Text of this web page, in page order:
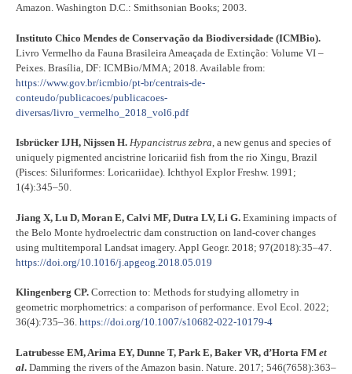
Amazon. Washington D.C.: Smithsonian Books; 2003.
Instituto Chico Mendes de Conservação da Biodiversidade (ICMBio).
Livro Vermelho da Fauna Brasileira Ameaçada de Extinção: Volume VI –
Peixes. Brasília, DF: ICMBio/MMA; 2018. Available from:
https://www.gov.br/icmbio/pt-br/centrais-de-
conteudo/publicacoes/publicacoes-
diversas/livro_vermelho_2018_vol6.pdf
Isbrücker IJH, Nijssen H. Hypancistrus zebra, a new genus and species of
uniquely pigmented ancistrine loricariid fish from the rio Xingu, Brazil
(Pisces: Siluriformes: Loricariidae). Ichthyol Explor Freshw. 1991;
1(4):345–50.
Jiang X, Lu D, Moran E, Calvi MF, Dutra LV, Li G. Examining impacts of
the Belo Monte hydroelectric dam construction on land-cover changes
using multitemporal Landsat imagery. Appl Geogr. 2018; 97(2018):35–47.
https://doi.org/10.1016/j.apgeog.2018.05.019
Klingenberg CP. Correction to: Methods for studying allometry in
geometric morphometrics: a comparison of performance. Evol Ecol. 2022;
36(4):735–36. https://doi.org/10.1007/s10682-022-10179-4
Latrubesse EM, Arima EY, Dunne T, Park E, Baker VR, d’Horta FM et
al. Damming the rivers of the Amazon basin. Nature. 2017; 546(7658):363–